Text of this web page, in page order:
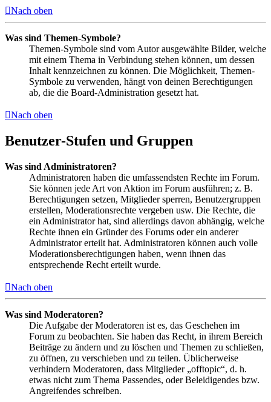
Nach oben
Was sind Themen-Symbole?
Themen-Symbole sind vom Autor ausgewählte Bilder, welche
mit einem Thema in Verbindung stehen können, um dessen
Inhalt kennzeichnen zu können. Die Möglichkeit, Themen-
Symbole zu verwenden, hängt von deinen Berechtigungen
ab, die die Board-Administration gesetzt hat.
Nach oben
Benutzer-Stufen und Gruppen
Was sind Administratoren?
Administratoren haben die umfassendsten Rechte im Forum.
Sie können jede Art von Aktion im Forum ausführen; z. B.
Berechtigungen setzen, Mitglieder sperren, Benutzergruppen
erstellen, Moderationsrechte vergeben usw. Die Rechte, die
ein Administrator hat, sind allerdings davon abhängig, welche
Rechte ihnen ein Gründer des Forums oder ein anderer
Administrator erteilt hat. Administratoren können auch volle
Moderationsberechtigungen haben, wenn ihnen das
entsprechende Recht erteilt wurde.
Nach oben
Was sind Moderatoren?
Die Aufgabe der Moderatoren ist es, das Geschehen im
Forum zu beobachten. Sie haben das Recht, in ihrem Bereich
Beiträge zu ändern und zu löschen und Themen zu schließen,
zu öffnen, zu verschieben und zu teilen. Üblicherweise
verhindern Moderatoren, dass Mitglieder „offtopic“, d. h.
etwas nicht zum Thema Passendes, oder Beleidigendes bzw.
Angreifendes schreiben.